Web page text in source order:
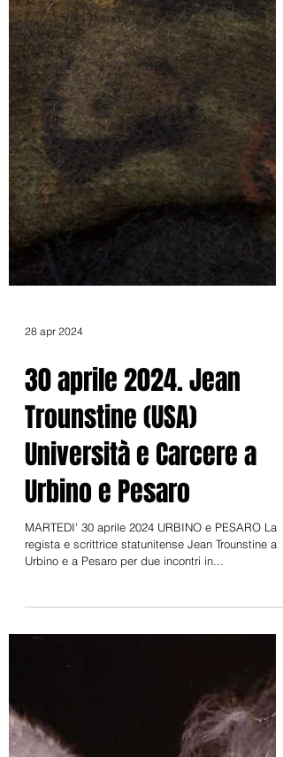
28 apr 2024
30 aprile 2024. Jean
Trounstine (USA)
Università e Carcere a
Urbino e Pesaro
MARTEDI' 30 aprile 2024 URBINO e PESARO La
Urbino e a Pesaro per due incontri in...